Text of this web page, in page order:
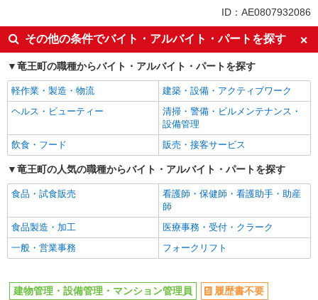
社会保険あり
ID：AE0807932086
その他の条件でバイト・アルバイト・パートを探す
竜王町の職種からバイト・アルバイト・パートを探す
軽作業・製造・物流
建築・設備・アクティブワーク
ヘルス・ビューティー
清掃・警備・ビルメンテナンス・
設備管理
飲食・フード
販売・接客サービス
竜王町の人気の職種からバイト・アルバイト・パートを探す
食品・試食販売
看護師・保健師・看護助手・助産
師
食品製造・加工
医療事務・受付・クラーク
一般・営業事務
フォークリフト
建物管理・設備管理・マンション管理員
履歴書不要